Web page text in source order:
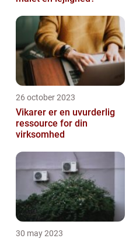
26 october 2023
Vikarer er en uvurderlig
ressource for din
virksomhed
30 may 2023